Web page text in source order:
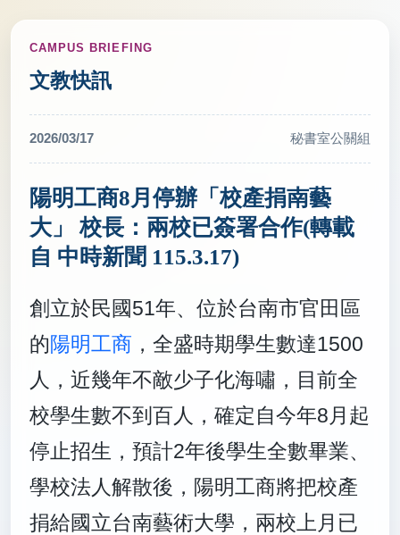
CAMPUS BRIEFING
文教快訊
2026/03/17 秘書室公關組
陽明工商8月停辦「校產捐南藝
大」 校長：兩校已簽署合作(轉載
自 中時新聞 115.3.17)
創立於民國51年、位於台南市官田區
的陽明工商 ，全盛時期學生數達1500
人，近幾年不敵少子化海嘯，目前全
校學生數不到百人，確定自今年8月起
停止招生，預計2年後學生全數畢業、
學校法人解散後，陽明工商將把校產
捐給國立台南藝術大學，兩校上月已